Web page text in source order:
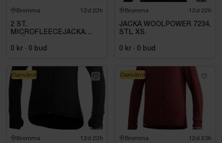
Bromma 12d 22h
2 ST.
MICROFLEECEJACKA
WORKWEAR. STL M
0 kr · 0 bud
Bromma 12d 22h
JACKA WOOLPOWER 7234,
STL XS.
0 kr · 0 bud
Bromma 12d 22h
Oanvänd
Bromma 12d 23h
Oanvänd